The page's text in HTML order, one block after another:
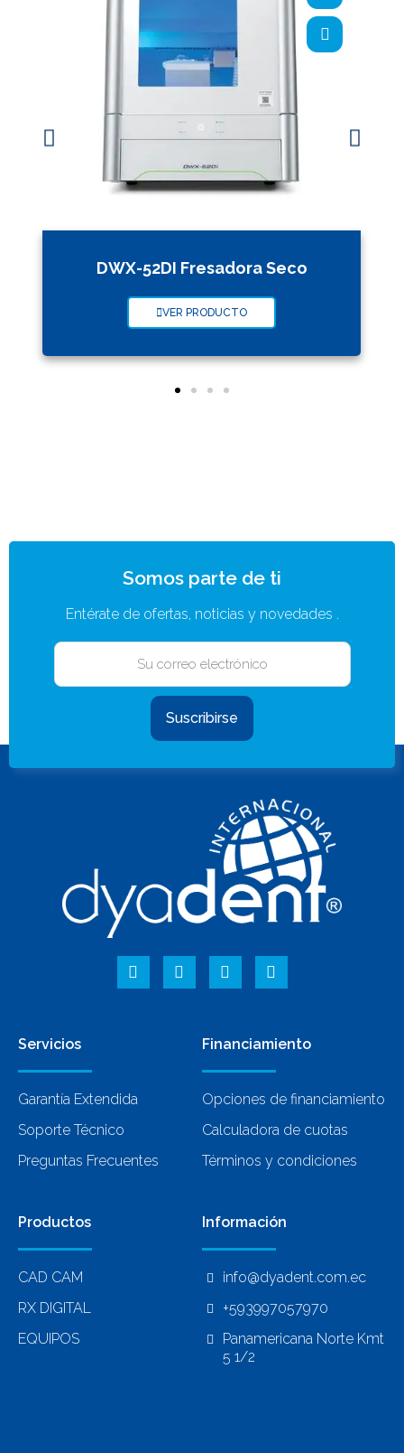
DWX-52DI Fresadora Seco
VER PRODUCTO
Somos parte de ti
Entérate de ofertas, noticias y novedades .
Suscribirse
Servicios
Garantía Extendida
Soporte Técnico
Preguntas Frecuentes
Financiamiento
Opciones de financiamiento
Calculadora de cuotas
Términos y condiciones
Productos
CAD CAM
RX DIGITAL
EQUIPOS
Información
info@dyadent.com.ec
+593997057970
Panamericana Norte Kmt
5 1/2